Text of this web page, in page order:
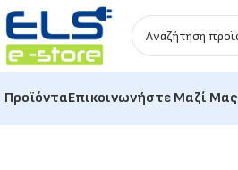
ΠροϊόνταΕπικοινωνήστε Μαζί Μας